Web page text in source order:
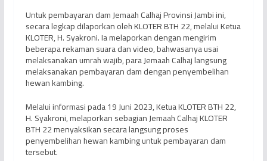
Untuk pembayaran dam Jemaah Calhaj Provinsi Jambi ini,
secara legkap dilaporkan oleh KLOTER BTH 22, melalui Ketua
KLOTER, H. Syakroni. Ia melaporkan dengan mengirim
beberapa rekaman suara dan video, bahwasanya usai
melaksanakan umrah wajib, para Jemaah Calhaj langsung
melaksanakan pembayaran dam dengan penyembelihan
hewan kambing.
Melalui informasi pada 19 Juni 2023, Ketua KLOTER BTH 22,
H. Syakroni, melaporkan sebagian Jemaah Calhaj KLOTER
BTH 22 menyaksikan secara langsung proses
penyembelihan hewan kambing untuk pembayaran dam
tersebut.